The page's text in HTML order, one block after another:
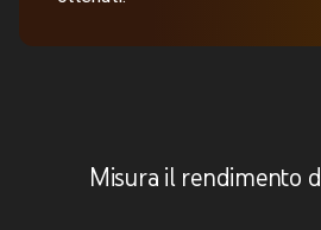
Misura il rendimento